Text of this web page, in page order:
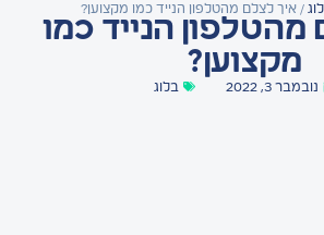
/ איך לצלם מהטלפון הנייד כמו מקצוען?
מהטלפון הנייד כמו
מקצוען?
נובמבר 3, 2022 בלוג